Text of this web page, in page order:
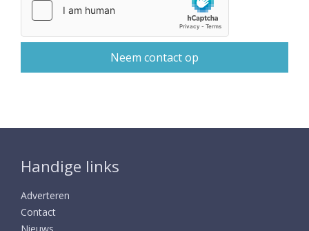
Handige links
Adverteren
Contact